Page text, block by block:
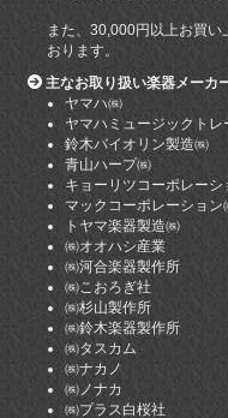
また、30,000円以上お買
おります。
主なお取り扱い楽器メーカ
ヤマハ㈱
ヤマハミュージックトレ
鈴木バイオリン製造㈱
青山ハープ㈱
キョーリツコーポレーシ
マックコーポレーション
トヤマ楽器製造㈱
㈱オオハシ産業
㈱河合楽器製作所
㈱こおろぎ社
㈱杉山製作所
㈱鈴木楽器製作所
㈱タスカム
㈱ナカノ
㈱ノナカ
㈱プラス白桜社